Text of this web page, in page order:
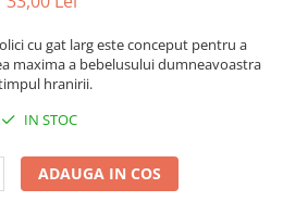
cu gat larg este conceput pentru a
maxima a bebelusului dumneavoastra
hranirii.
IN STOC
ADAUGA IN COS